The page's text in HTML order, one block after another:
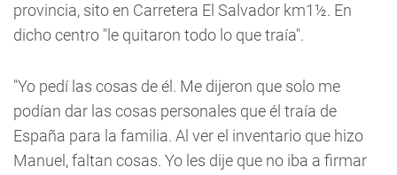
provincia, sito en Carretera El Salvador km1½. En
dicho centro "le quitaron todo lo que traía".
"Yo pedí las cosas de él. Me dijeron que solo me
podían dar las cosas personales que él traía de
España para la familia. Al ver el inventario que hizo
Manuel, faltan cosas. Yo les dije que no iba a firmar